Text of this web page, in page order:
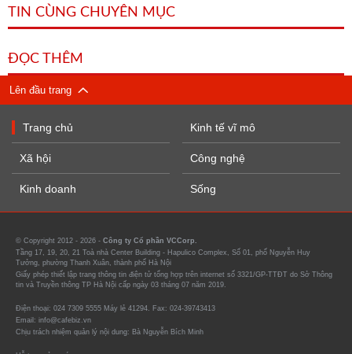
TIN CÙNG CHUYÊN MỤC
ĐỌC THÊM
Lên đầu trang
Trang chủ
Xã hội
Kinh doanh
Kinh tế vĩ mô
Công nghệ
Sống
© Copyright 2012 - 2026 - Công ty Cổ phần VCCorp.
Tầng 17, 19, 20, 21 Toà nhà Center Building - Hapulico Complex, Số 01, phố Nguyễn Huy
Tưởng, phường Thanh Xuân, thành phố Hà Nội
Giấy phép thiết lập trang thông tin điện tử tổng hợp trên internet số 3321/GP-TTĐT do Sở Thông
tin và Truyền thông TP Hà Nội cấp ngày 03 tháng 07 năm 2019.
Điện thoại: 024 7309 5555 Máy lẻ 41294. Fax: 024-39743413
Email: info@cafebiz.vn
Chịu trách nhiệm quản lý nội dung: Bà Nguyễn Bích Minh